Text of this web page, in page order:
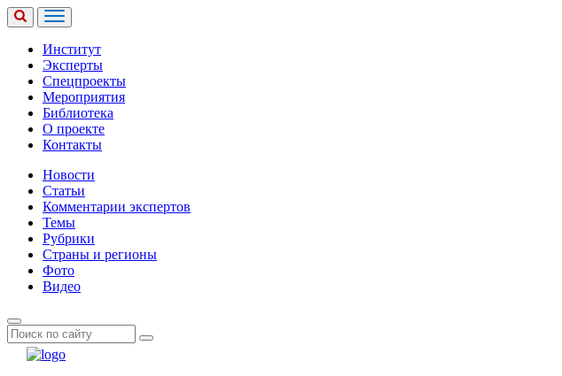
Институт
Эксперты
Спецпроекты
Мероприятия
Библиотека
О проекте
Контакты
Новости
Статьи
Комментарии экспертов
Темы
Рубрики
Страны и регионы
Фото
Видео